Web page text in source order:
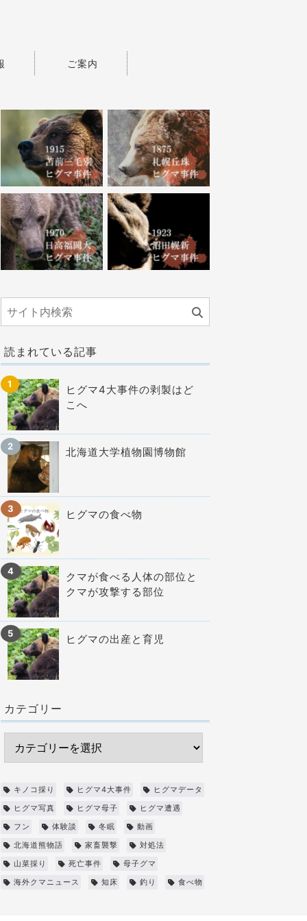
ご案内
読まれている記事
ヒグマ4大事件の剥製はど
こへ
北海道大学植物園博物館
ヒグマの食べ物
クマが食べる人体の部位と
クマが攻撃する部位
ヒグマの出産と育児
カテゴリー
キノコ採り ヒグマ4大事件
ヒグマデータ
ヒグマ写真
ヒグマ母子
ヒグマ遭遇
フン
体験談 冬眠
動画
北海道熊物語
家畜襲撃
対処法
山菜採り
死亡事件
母子グマ
海外クマニュース
知床 釣り 食べ物